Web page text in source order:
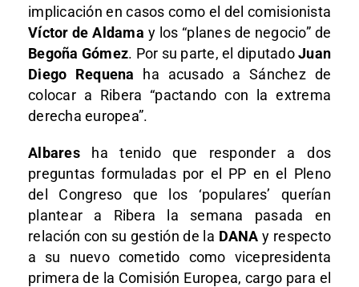
implicación en casos como el del comisionista
Víctor de Aldama y los “planes de negocio” de
Begoña Gómez. Por su parte, el diputadoJuan
Diego Requena ha acusado a Sánchez de
colocar a Ribera “pactando con la extrema
derecha europea”.
Albaresha tenido que responder a dos
preguntas formuladas por el PP en el Pleno
del Congreso que los ‘populares’ querían
plantear a Ribera la semana pasada en
relación con su gestión de la DANA y respecto
a su nuevo cometido como vicepresidenta
primera de la Comisión Europea, cargo para el